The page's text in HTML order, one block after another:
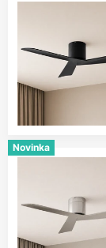
Novinka